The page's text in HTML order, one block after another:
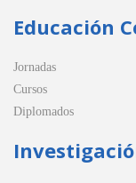
Educación
Jornadas
Cursos
Diplomados